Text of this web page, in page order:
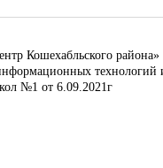
Кошехабльского района»
№1 от 6.09.2021г